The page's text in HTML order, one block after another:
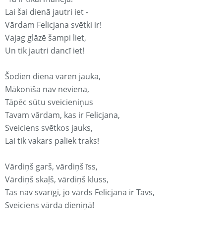
Lai šai dienā jautri iet -
Vārdam Felicjana svētki ir!
Vajag glāzē šampi liet,
Un tik jautri dancī iet!
Šodien diena varen jauka,
Mākonīša nav neviena,
Tāpēc sūtu sveicieniņus
Tavam vārdam, kas ir Felicjana,
Sveiciens svētkos jauks,
Lai tik vakars paliek traks!
Vārdiņš garš, vārdiņš īss,
Vārdiņš skaļš, vārdiņš kluss,
Tas nav svarīgi, jo vārds Felicjana ir Tavs,
Sveiciens vārda dieniņā!